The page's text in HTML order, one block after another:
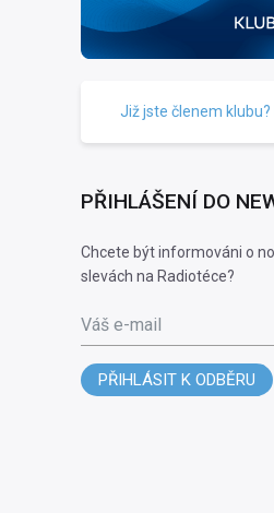
Již jste členem
PŘIHLÁŠENÍ DO
Chcete být informováni o
slevách na Radiotéce?
Váš e-mail
PŘIHLÁSIT K ODBĚRU